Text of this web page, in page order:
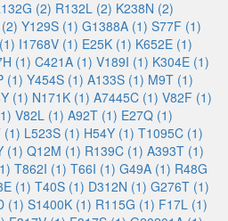
(2) R132L (2) K238N (2)
Y129S (1) G1388A (1) S77F (1)
I1768V (1) E25K (1) K652E (1)
(1) C421A (1) V189I (1) K304E (1)
(1) Y454S (1) A133S (1) M9T (1)
(1) N171K (1) A7445C (1) V82F (1)
V82L (1) A92T (1) E27Q (1)
(1) L523S (1) H54Y (1) T1095C (1)
(1) Q12M (1) R139C (1) A393T (1)
T862I (1) T66I (1) G49A (1) R48G
(1) T40S (1) D312N (1) G276T (1)
(1) S1400K (1) R115G (1) F17L (1)